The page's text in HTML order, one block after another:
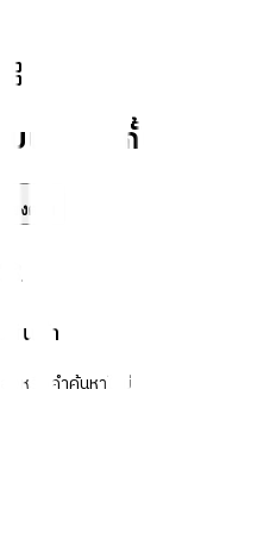
น้ำ/ฉากกั้น
เรียงตาม
สินค้า
งหรือคำค้นหาใหม่